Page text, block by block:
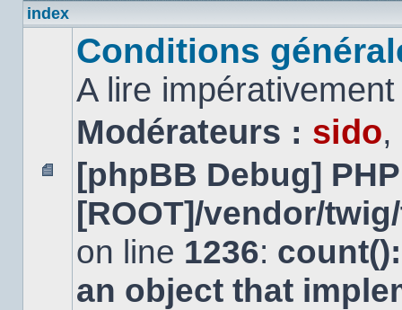
index
Aucun
message
non
Conditions
A lire
Modérateurs : sido,
[phpBB Debug]
[ROOT]/vendor/
on line 1236:
an object that